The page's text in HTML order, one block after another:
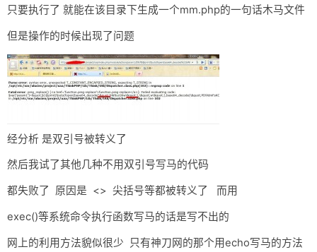
只要执行了 就能在该目录下生成一个mm.php的一句话木马文件
但是操作的时候出现了问题
经分析 是双引号被转义了
然后我试了其他几种不用双引号写马的代码
都失败了 原因是 <> 尖括号等都被转义了 而用
exec()等系统命令执行函数写马的话是写不出的
网上的利用方法貌似很少 只有神刀网的那个用echo写马的方法